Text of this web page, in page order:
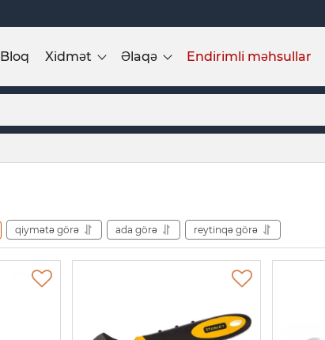
Bloq Xidmət Əlaqə Endirimli məhsullar
qiymətə görə ada görə reytinqə görə